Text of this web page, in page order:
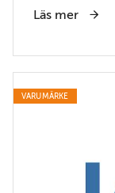
Läs mer
VARUMÄRKE